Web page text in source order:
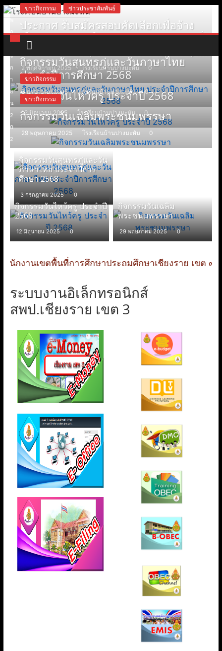
Skip
content
โ
ร
ง
เ
รี
ย
น
บ้
า
น
ป
า
ง
ม
ะ
หั
น
ข่าวกิจกรรม ข่าวประชาสัมพันธ์
ประกาศ รับสมัครสอบคัดเลือกเพื่อจ้าง
เป็นผู้ปฏิบัติงานให้ราชการ￼ตำแหน่ง พี่
เลี้ยงเด็กพิการ (อัตราจ้างเหมาบริการ) ￼
2 พฤศจิกายน 2025 โรงเรียนบ้านปางมะหัน 0
กิจกรรมวันสุนทรภู่และวันภาษาไทย
ประจำปีการศึกษา 2568
3 กรกฎาคม 2025 โรงเรียนบ้านปางมะหัน 0
ข่าวกิจกรรม
กิจกรรมวันไหว้ครู ประจำปี 2568
12 มิถุนายน 2025 โรงเรียนบ้านปางมะหัน 0
ข่าวกิจกรรม
กิจกรรมวันเฉลิมพระชนมพรรษา
29 พฤษภาคม 2025 โรงเรียนบ้านปางมะหัน 0
2
พ
ฤ
ศ
จิ
ก
า
ย
น
2
0
2
กิจกรรมวันสุนทรภู่และวัน
ภาษาไทย ประจำปีการ
ศึกษา 2568
3 กรกฎาคม 2025 0
กิจกรรมวันไหว้ครู ประจำปี
2568
12 มิถุนายน 2025 0
กิจกรรมวันเฉลิม
พระชนมพรรษา
29 พฤษภาคม 2025 0
หัน สำนักงานเขตพื้นที่การศึกษาประถมศึกษาเชียงราย เ
ระบบงานอิเล็กทรอนิกส์
สพป.เชียงราย เขต 3